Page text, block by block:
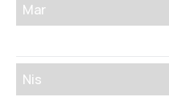
Mar
Nis